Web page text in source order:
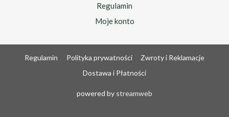
Regulamin
Moje konto
Regulamin Polityka prywatności
Zwroty i Reklamacje
Dostawa i Płatności
powered by streamweb